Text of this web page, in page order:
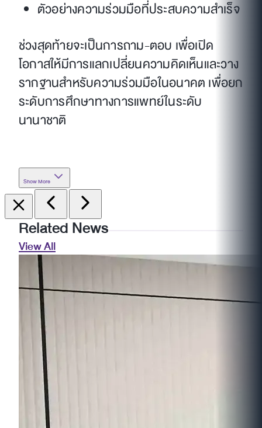
ตัวอย่างความร่วมมือที่ประสบความสำเร็จ
ช่วงสุดท้ายจะเป็นการถาม-ตอบ เพื่อเปิด
โอกาสให้มีการแลกเปลี่ยนความคิดเห็นและวาง
รากฐานสำหรับความร่วมมือในอนาคต เพื่อยก
ระดับการศึกษาทางการแพทย์ในระดับ
นานาชาติ
Show More
Related News
View All